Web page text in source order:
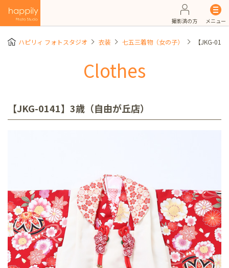
撮影済の方 メニュー
ハピリィ フォトスタジオ 衣装 七五三着物（女の子） 【JKG-
Clothes
【JKG-0141】3歳（自由が丘店）